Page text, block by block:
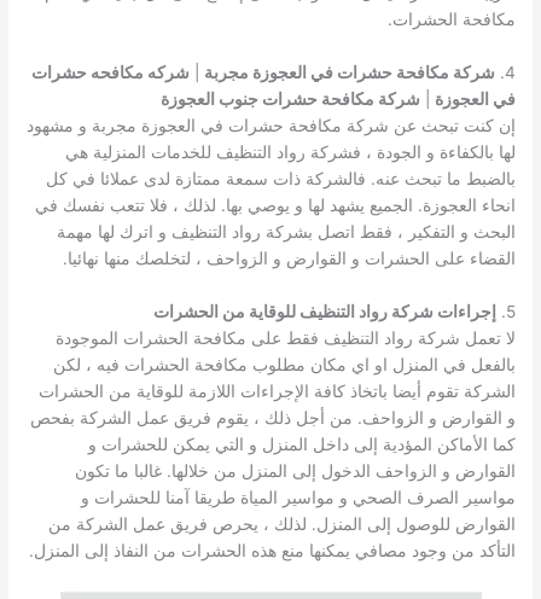
مكافحة الحشرات.
4. شركة مكافحة حشرات في العجوزة مجربة
شركه مكافحه حشرات
في العجوزة
شركة مكافحة حشرات جنوب العجوزة
إن كنت تبحث عن شركة مكافحة حشرات في العجوزة مجربة و مشهود
لها بالكفاءة و الجودة ، فشركة رواد التنظيف للخدمات المنزلية هي
بالضبط ما تبحث عنه. فالشركة ذات سمعة ممتازة لدى عملائا في كل
انحاء العجوزة. الجميع يشهد لها و يوصي بها. لذلك ، فلا تتعب نفسك في
البحث و التفكير ، فقط اتصل بشركة رواد التنظيف و اترك لها مهمة
القضاء على الحشرات و القوارض و الزواحف ، لتخلصك منها نهائيا.
5.
إجراءات شركة رواد التنظيف للوقاية من الحشرات
لا تعمل شركة رواد التنظيف فقط على مكافحة الحشرات الموجودة
بالفعل في المنزل او اي مكان مطلوب مكافحة الحشرات فيه ، لكن
الشركة تقوم أيضا باتخاذ كافة الإجراءات اللازمة للوقاية من الحشرات
و القوارض و الزواحف. من أجل ذلك ، يقوم فريق عمل الشركة بفحص
كما الأماكن المؤدية إلى داخل المنزل و التي يمكن للحشرات و
القوارض و الزواحف الدخول إلى المنزل من خلالها. غالبا ما تكون
مواسير الصرف الصحي و مواسير المياة طريقا آمنا للحشرات و
القوارض للوصول إلى المنزل. لذلك ، يحرص فريق عمل الشركة من
التأكد من وجود مصافي يمكنها منع هذه الحشرات من النفاذ إلى المنزل.